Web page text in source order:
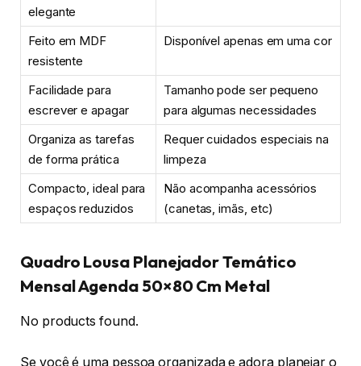
elegante
Feito em MDF
resistente
Disponível apenas em uma cor
Facilidade para
escrever e apagar
Tamanho pode ser pequeno
para algumas necessidades
Organiza as tarefas
de forma prática
Requer cuidados especiais na
limpeza
Compacto, ideal para
espaços reduzidos
Não acompanha acessórios
(canetas, imãs, etc)
Quadro Lousa Planejador Temático
Mensal Agenda 50×80 Cm Metal
No products found.
Se você é uma pessoa organizada e adora planejar o